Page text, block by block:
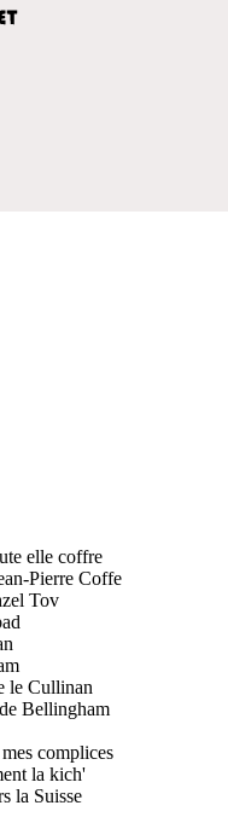
elle coffre
Pierre Coffe
Tov
le Cullinan
Bellingham
complices
la kich'
la Suisse